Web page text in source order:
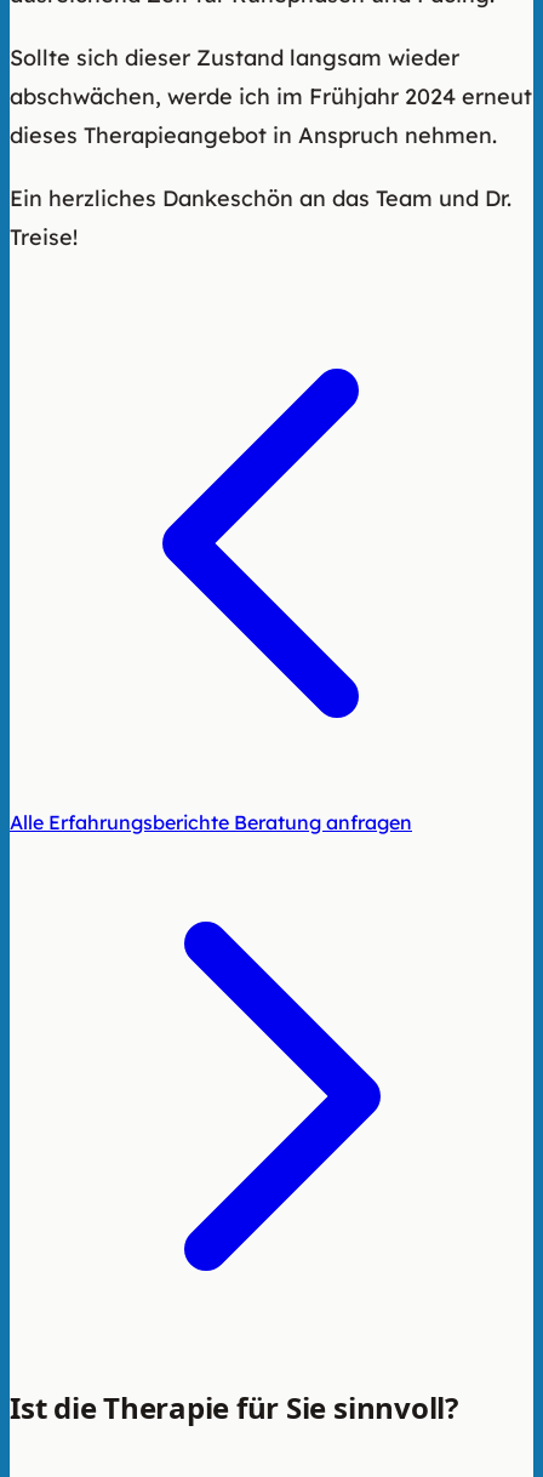
Sollte sich dieser Zustand langsam wieder
abschwächen, werde ich im Frühjahr 2024 erneut
dieses Therapieangebot in Anspruch nehmen.
Ein herzliches Dankeschön an das Team und Dr.
Treise!
Alle Erfahrungsberichte Beratung anfragen
Ist die Therapie für Sie sinnvoll?